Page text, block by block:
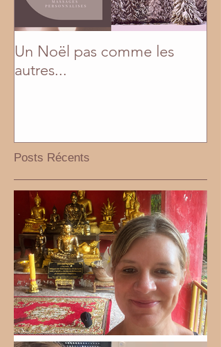
Un Noël pas comme les
autres...
Posts Récents